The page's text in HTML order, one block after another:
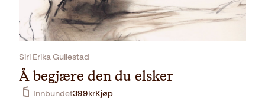
Siri Erika Gullestad
Å begjære den du elsker
Innbundet399krKjøp